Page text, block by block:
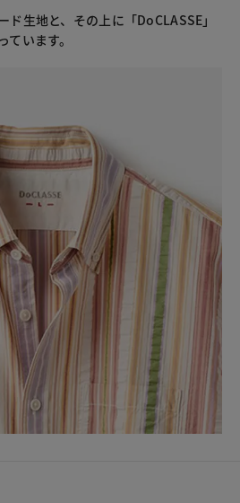
生地と、その上に「DoCLASSE」
います。